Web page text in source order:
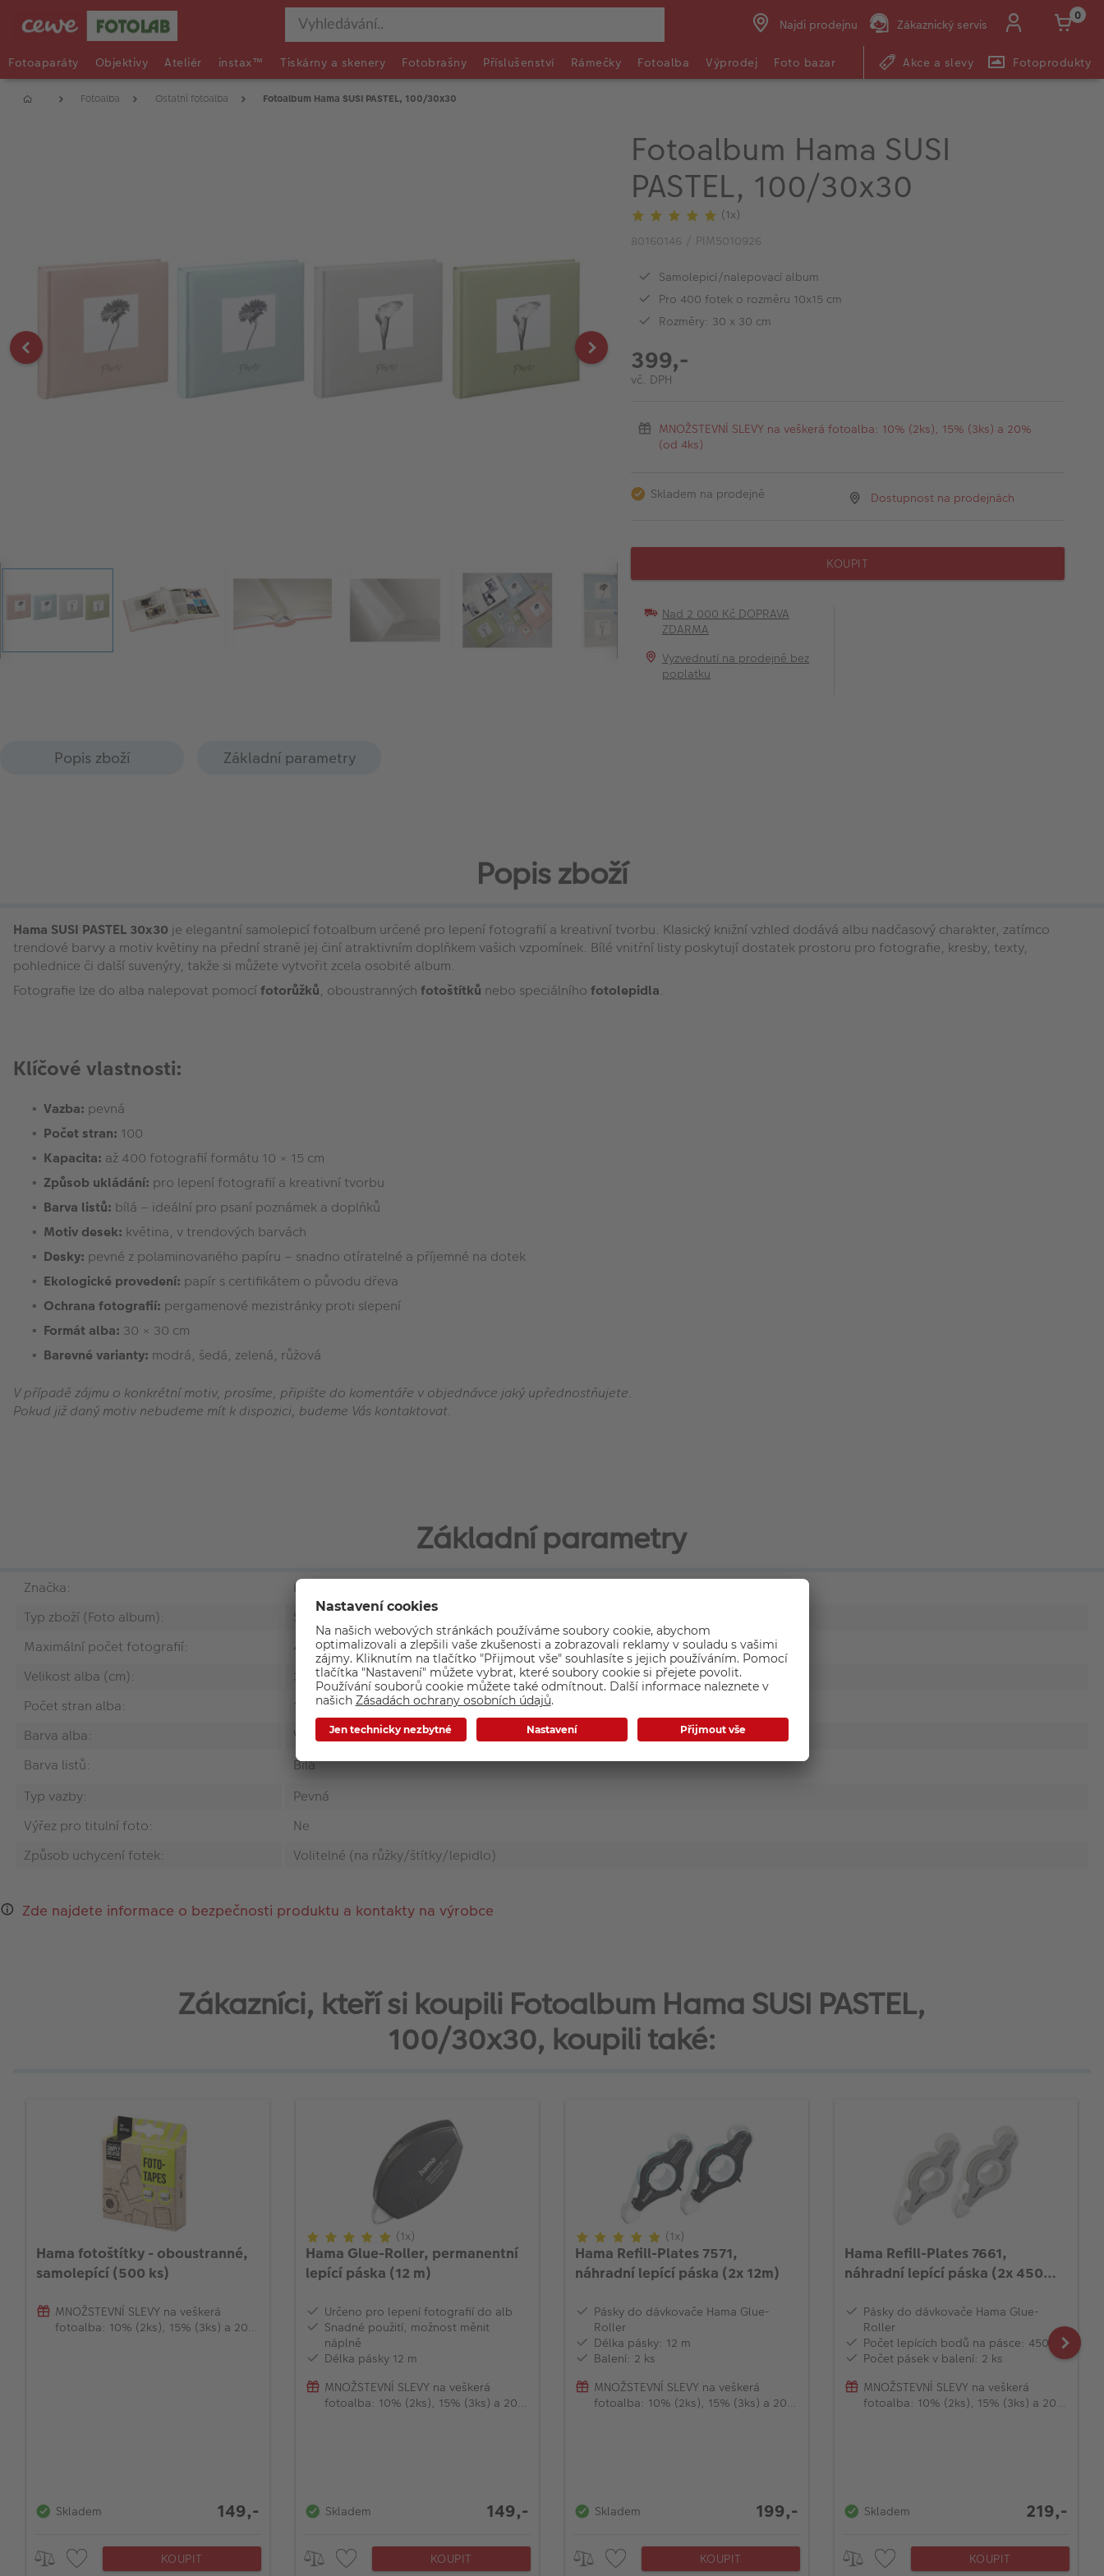
Najdi prodejnu Zákaznický servis
0
Fotoaparáty Objektivy Ateliér instax™ Tiskárny a skenery Fotobrašny Příslušenství Rámečky Fotoalba Výprodej Foto bazar Akce a slevy Fotoprodukty
Fotoalba Ostatní fotoalba Fotoalbum Hama SUSI PASTEL, 100/30x30
Fotoalbum Hama SUSI
PASTEL, 100/30x30
(1x)
80160146 / PIM5010926
Samolepicí/nalepovací album
Pro 400 fotek o rozměru 10x15 cm
Rozměry: 30 x 30 cm
399,-
vč. DPH
MNOŽSTEVNÍ SLEVY na veškerá fotoalba: 10% (2ks), 15% (3ks) a 20%
(od 4ks)
Skladem na prodejně Dostupnost na prodejnách
KOUPIT
Nad 2 000 Kč DOPRAVA
ZDARMA
Vyzvednutí na prodejně bez
poplatku
Popis zboží Základní parametry
Popis zboží
Hama SUSI PASTEL 30x30 je elegantní samolepicí fotoalbum určené pro lepení fotografií a kreativní tvorbu. Klasický knižní vzhled dodává albu nadčasový charakter, zatímco
trendové barvy a motiv květiny na přední straně jej činí atraktivním doplňkem vašich vzpomínek. Bílé vnitřní listy poskytují dostatek prostoru pro fotografie, kresby, texty,
pohlednice či další suvenýry, takže si můžete vytvořit zcela osobité album.
Fotografie lze do alba nalepovat pomocífotorůžků, oboustranných fotoštítků nebo speciálního fotolepidla.
Klíčové vlastnosti:
Vazba: pevná
Počet stran: 100
Kapacita: až 400 fotografií formátu 10 × 15 cm
Způsob ukládání: pro lepení fotografií a kreativní tvorbu
Barva listů: bílá – ideální pro psaní poznámek a doplňků
Motiv desek: květina, v trendových barvách
Desky: pevné z polaminovaného papíru – snadno otíratelné a příjemné na dotek
Ekologické provedení: papír s certifikátem o původu dřeva
Ochrana fotografií: pergamenové mezistránky proti slepení
Formát alba: 30 × 30 cm
Barevné varianty: modrá, šedá, zelená, růžová
V případě zájmu o konkrétní motiv, prosíme, připište do komentáře v objednávce jaký upřednostňujete.
Pokud již daný motiv nebudeme mít k dispozici, budeme Vás kontaktovat.
Základní parametry
Značka:
Hama
Typ zboží (Foto album):
Samolepicí/nalepovací album
Maximální počet fotografií:
400
Velikost alba (cm):
30 x 30
Počet stran alba:
100
Barva alba:
Více variant
Barva listů:
Bílá
Typ vazby:
Pevná
Výřez pro titulní foto:
Ne
Způsob uchycení fotek:
Volitelné (na růžky/štítky/lepidlo)
Zde najdete informace o bezpečnosti produktu a kontakty na výrobce
Zákazníci, kteří si koupili Fotoalbum Hama SUSI PASTEL,
100/30x30, koupili také:
Hama fotoštítky - oboustranné,
samolepící (500 ks)
MNOŽSTEVNÍ SLEVY na veškerá
fotoalba: 10% (2ks), 15% (3ks) a 20%
Skladem 149,-
KOUPIT
(1x)
Hama Glue-Roller, permanentní
lepící páska (12 m)
Určeno pro lepení fotografií do alb
Snadné použití, možnost měnit
náplně
Délka pásky 12 m
MNOŽSTEVNÍ SLEVY na veškerá
fotoalba: 10% (2ks), 15% (3ks) a 20%
Skladem 149,-
KOUPIT
(1x)
Hama Refill-Plates 7571,
náhradní lepící páska (2x 12m)
Pásky do dávkovače Hama Glue-
Roller
Délka pásky: 12 m
Balení: 2 ks
MNOŽSTEVNÍ SLEVY na veškerá
fotoalba: 10% (2ks), 15% (3ks) a 20%
Skladem 199,-
KOUPIT
Hama Refill-Plates 7661,
náhradní lepící páska (2x 450
Pásky do dávkovače Hama Glue-
Roller
Počet lepících bodů na pásce: 450
Počet pásek v balení: 2 ks
MNOŽSTEVNÍ SLEVY na veškerá
fotoalba: 10% (2ks), 15% (3ks) a 20%
Skladem 219,-
KOUPIT